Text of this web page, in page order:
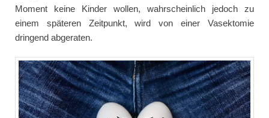
Moment keine Kinder wollen, wahrscheinlich jedoch zu
einem späteren Zeitpunkt, wird von einer Vasektomie
dringend abgeraten.